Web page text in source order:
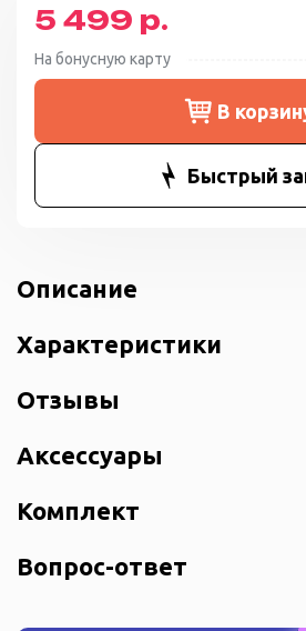
5 499 р.
На бонусную карту
В
Быстрый
Описание
Характеристики
Отзывы
Аксессуары
Комплект
Вопрос-ответ